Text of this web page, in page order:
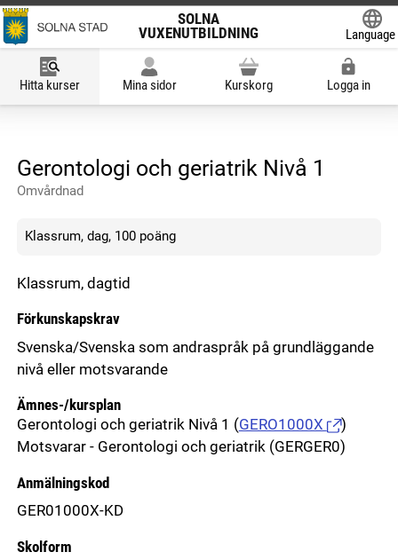
SOLNA
VUXENUTBILDNING
Language
Hitta kurser Mina sidor Kurskorg Logga in
Gerontologi och geriatrik Nivå 1
Omvårdnad
Klassrum, dag, 100 poäng
Klassrum, dagtid
Förkunskapskrav
Svenska/Svenska som andraspråk på grundläggande
nivå eller motsvarande
Ämnes-/kursplan
Gerontologi och geriatrik Nivå 1 (GERO1000X
)
Motsvarar - Gerontologi och geriatrik (GERGER0)
Anmälningskod
GER01000X-KD
Skolform